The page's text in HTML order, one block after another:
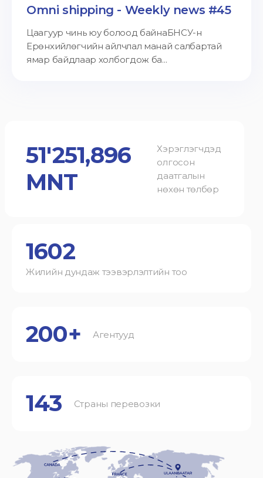
Omni shipping - Weekly news #45
Цаагуур чинь юу болоод байнаБНСУ-н
Ерөнхийлөгчийн айлчлал манай салбартай
ямар байдлаар холбогдож ба...
51'251,896
MNT
Хэрэглэгчдэд
олгосон
даатгалын
нөхөн төлбөр
1602
Жилийн дундаж тээвэрлэлтийн тоо
200+ Агентууд
143 Страны перевозки